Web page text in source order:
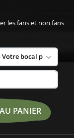
les fans et non fans
PANIER